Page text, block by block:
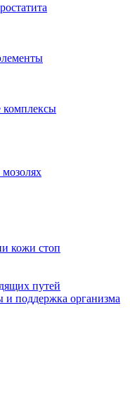
кожи стоп
путей
поддержка организма